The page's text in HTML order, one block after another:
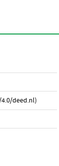
deed.nl)